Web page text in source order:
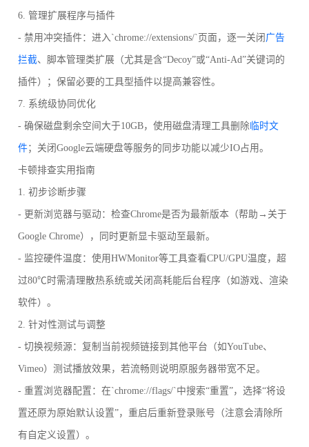
6. 管理扩展程序与插件
- 禁用冲突插件：进入`chrome://extensions/`页面，逐一关闭 广告
拦截、脚本管理类扩展（尤其是含“Decoy”或“Anti-Ad”关键词的
插件）；保留必要的工具型插件以提高兼容性。
7. 系统级协同优化
- 确保磁盘剩余空间大于10GB，使用磁盘清理工具删除临时文
件；关闭Google云端硬盘等服务的同步功能以减少IO占用。
卡顿排查实用指南
1. 初步诊断步骤
- 更新浏览器与驱动：检查Chrome是否为最新版本（帮助→关于
Google Chrome），同时更新显卡驱动至最新。
- 监控硬件温度：使用HWMonitor等工具查看CPU/GPU温度，超
过80℃时需清理散热系统或关闭高耗能后台程序（如游戏、渲染
软件）。
2. 针对性测试与调整
- 切换视频源：复制当前视频链接到其他平台（如YouTube、
Vimeo）测试播放效果，若流畅则说明原服务器带宽不足。
- 重置浏览器配置：在`chrome://flags/`中搜索“重置”，选择“将设
置还原为原始默认设置”，重启后重新登录账号（注意会清除所
有自定义设置）。